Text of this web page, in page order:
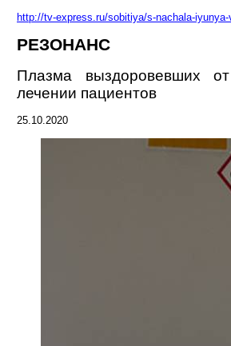
http://tv-express.ru/sobitiya/s-nachala-
РЕЗОНАНС
Плазма выздоровевших
лечении пациентов
25.10.2020